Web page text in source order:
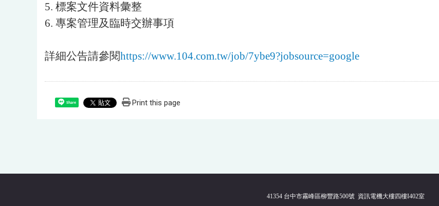
5. 標案文件資料彙整
6. 專案管理及臨時交辦事項
詳細公告請參閱https://www.104.com.tw/job/7ybe9?jobsource=google
Share Print this page
41354 台中市霧峰區柳豐路500號 資訊電機大樓四樓I402室